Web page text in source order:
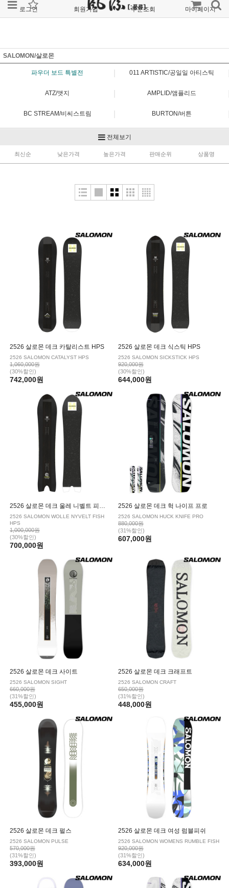
로그인 회원가입 주문조회 마이페이지
SALOMON/살로몬
파우더 보드 특별전 011 ARTISTIC/공일일 아티스틱
ATZ/앳지 AMPLID/앰플리드
BC STREAM/비씨스트림 BURTON/버튼
|
FIELD EARTH/필드어스 | FLUX/플럭스
GENTEMSTICK/겐템스틱 |
KESSLER/케슬러 LEVERAGE/레버리지
NITRO/나이트로 NOAH/노아
NOBILE/노빌레 NOVEMBER/노벰버
NUMBER/넘버 OES/오이에스
OGASAKA/오가사카 PLUTONIUM/플루토늄
SALOMON/살로몬 SKIATE/스키에이트
VIRUS/바이러스
YONEX/요넥스 WRX/더블유알엑스
WASD/와드 UKIYO/유키오
전체보기
최신순 낮은가격 높은가격 판매순위 상품명
2526 살로몬 데크 카탈리스트 HPS
2526 SALOMON CATALYST HPS
1,060,000원
(30%할인)
742,000원
2526 살로몬 데크 식스틱 HPS
2526 SALOMON SICKSTICK HPS
920,000원
(30%할인)
644,000원
2526 살로몬 데크 울레 니벨트 피쉬 HPS
2526 SALOMON WOLLE NYVELT FISH
HPS
1,000,000원
(30%할인)
700,000원
2526 살로몬 데크 헉 나이프 프로
2526 SALOMON HUCK KNIFE PRO
880,000원
(31%할인)
607,000원
2526 살로몬 데크 사이트
2526 SALOMON SIGHT
660,000원
(31%할인)
455,000원
2526 살로몬 데크 크래프트
2526 SALOMON CRAFT
650,000원
(31%할인)
448,000원
2526 살로몬 데크 펄스
2526 SALOMON PULSE
570,000원
(31%할인)
393,000원
2526 살로몬 데크 여성 럼블피쉬
2526 SALOMON WOMENS RUMBLE FISH
920,000원
(31%할인)
634,000원